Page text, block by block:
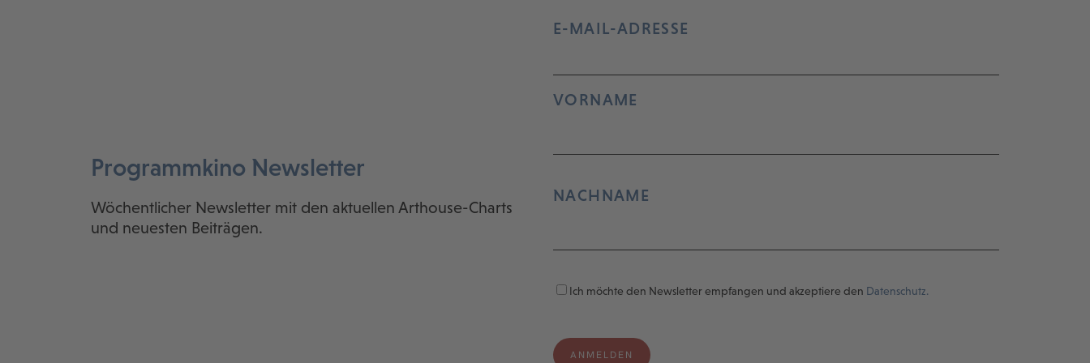
Programmkino Newsletter
Wöchentlicher Newsletter mit den aktuellen Arthouse-Charts
und neuesten Beiträgen.
E-MAIL-ADRESSE
VORNAME
NACHNAME
Ich möchte den Newsletter empfangen und akzeptiere den Datenschutz.